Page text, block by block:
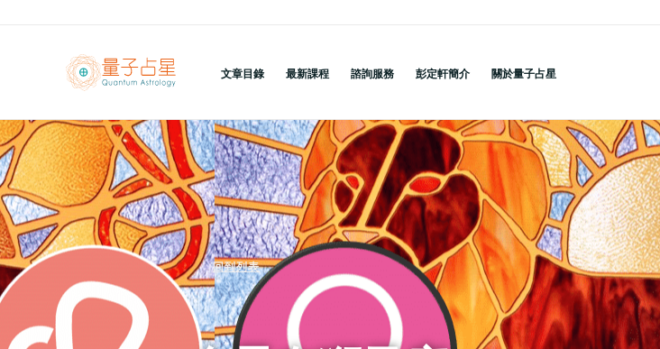
內
容
文章目錄 最新課程 諮詢服務 彭定軒簡介 關於量子占星
回到列表